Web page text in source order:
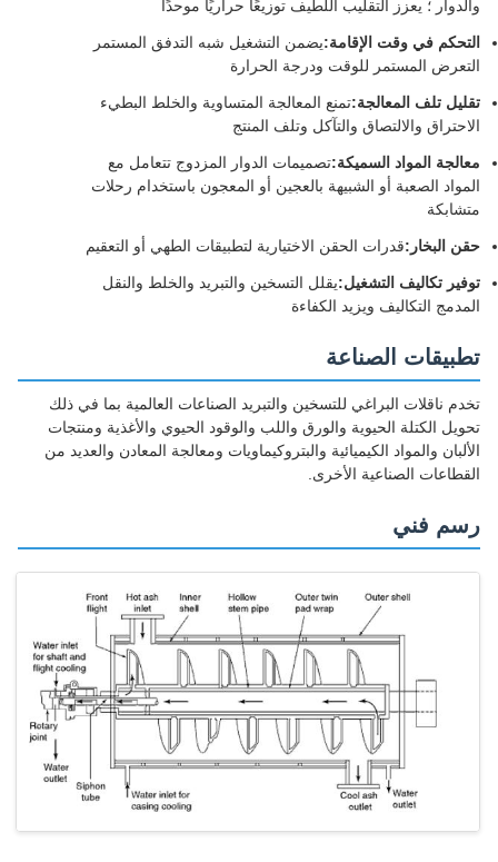
والدوار ؛ يعزز التقليب اللطيف توزيعًا حراريًا موحدًا
التحكم في وقت الإقامة:يضمن التشغيل شبه التدفق المستمر
التعرض المستمر للوقت ودرجة الحرارة
تقليل تلف المعالجة:تمنع المعالجة المتساوية والخلط البطيء
الاحتراق والالتصاق والتآكل وتلف المنتج
معالجة المواد السميكة:تصميمات الدوار المزدوج تتعامل مع
المواد الصعبة أو الشبيهة بالعجين أو المعجون باستخدام رحلات
متشابكة
حقن البخار: قدرات الحقن الاختيارية لتطبيقات الطهي أو التعقيم
توفير تكاليف التشغيل:يقلل التسخين والتبريد والخلط والنقل
المدمج التكاليف ويزيد الكفاءة
تطبيقات الصناعة
تخدم ناقلات البراغي للتسخين والتبريد الصناعات العالمية بما في ذلك
تحويل الكتلة الحيوية والورق واللب والوقود الحيوي والأغذية ومنتجات
الألبان والمواد الكيميائية والبتروكيماويات ومعالجة المعادن والعديد من
القطاعات الصناعية الأخرى.
رسم فني